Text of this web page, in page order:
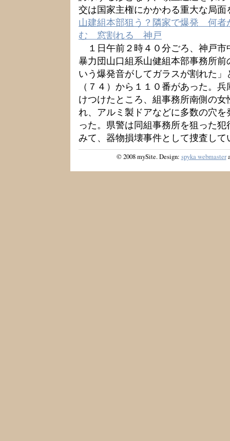
交は国家主権にかかわる重大な局面
山建組本部狙う？隣家で爆発 何者
む 窓割れる 神戸
１日午前２時４０分ごろ、神戸市
暴力団山口組系山健組本部事務所
いう爆発音がしてガラスが割れた
（７４）から１１０番があった。
けつけたところ、組事務所南側の
れ、アルミ製ドアなどに多数の穴
った。県警は同組事務所を狙った
みて、器物損壊事件として捜査して
© 2008 mySite. Design: spyka webmaster